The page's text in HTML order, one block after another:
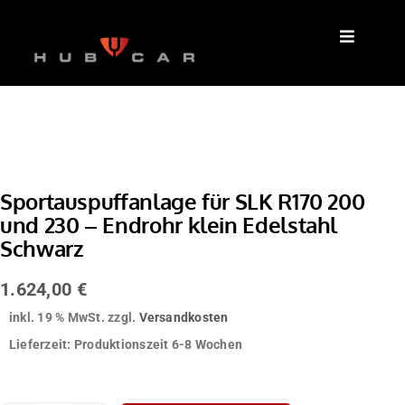
Sportauspuffanlage für SLK R170 200
und 230 – Endrohr klein Edelstahl
Schwarz
1.624,00 €
inkl. 19 % MwSt. zzgl. Versandkosten
Lieferzeit: Produktionszeit 6-8 Wochen